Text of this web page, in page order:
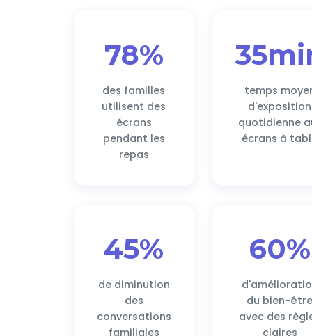
78%
des familles
utilisent des
écrans
pendant les
repas
temps
d'exposition
quotidienne
écrans à
45%
de diminution
des
conversations
familiales
60%
du bien-
avec des
claires